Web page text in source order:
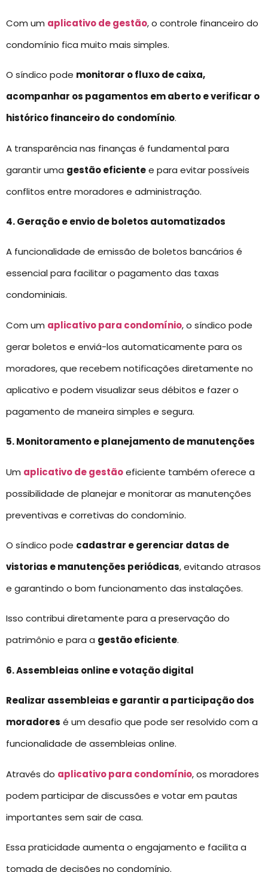
Com um aplicativo de gestão, o controle financeiro do
condomínio fica muito mais simples.
O síndico pode monitorar o fluxo de caixa,
acompanhar os pagamentos em aberto e verificar o
histórico financeiro do condomínio.
A transparência nas finanças é fundamental para
garantir uma gestão eficientee para evitar possíveis
conflitos entre moradores e administração.
4. Geração e envio de boletos automatizados
A funcionalidade de emissão de boletos bancários é
essencial para facilitar o pagamento das taxas
condominiais.
Com um aplicativo para condomínio, o síndico pode
gerar boletos e enviá-los automaticamente para os
moradores, que recebem notificações diretamente no
aplicativo e podem visualizar seus débitos e fazer o
pagamento de maneira simples e segura.
5. Monitoramento e planejamento de manutenções
Um aplicativo de gestãoeficiente também oferece a
possibilidade de planejar e monitorar as manutenções
preventivas e corretivas do condomínio.
O síndico pode cadastrar e gerenciar datas de
vistorias e manutenções periódicas, evitando atrasos
e garantindo o bom funcionamento das instalações.
Isso contribui diretamente para a preservação do
patrimônio e para a gestão eficiente.
6. Assembleias online e votação digital
Realizar assembleias e garantir a participação dos
moradores é um desafio que pode ser resolvido com a
funcionalidade de assembleias online.
Através do aplicativo para condomínio, os moradores
podem participar de discussões e votar em pautas
importantes sem sair de casa.
Essa praticidade aumenta o engajamento e facilita a
tomada de decisões no condomínio.